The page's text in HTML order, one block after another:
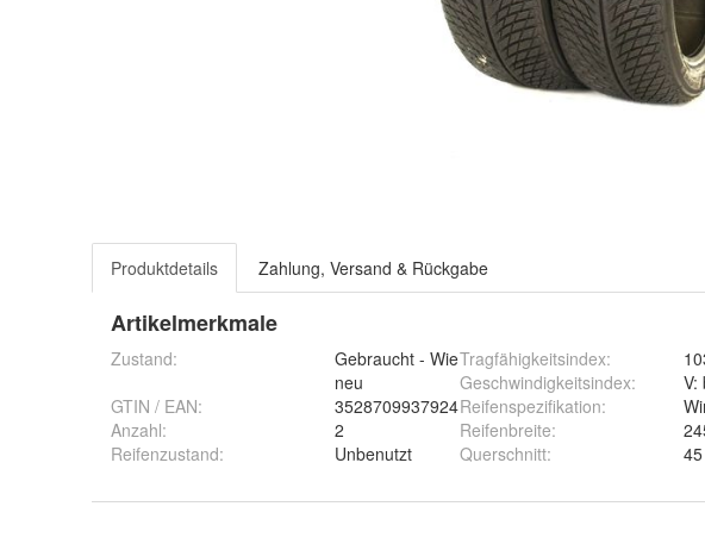
Produktdetails Zahlung, Versand & Rückgabe
Artikelmerkmale
Zustand:
Gebraucht - Wie
neu
GTIN / EAN:
3528709937924
Anzahl:
2
Reifenzustand: Unbenutzt
Tragfähigkeitsindex:
Geschwindigkeitsindex:
V:
Reifenspezifikation:
Reifenbreite:
Querschnitt: 45